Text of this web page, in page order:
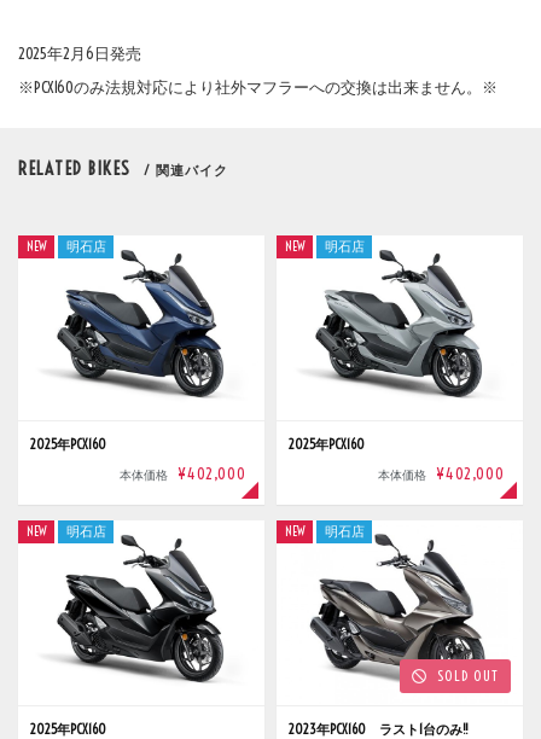
2025年2月6日発売
※PCX160のみ法規対応により社外マフラーへの交換は出来ません。※
RELATED BIKES / 関連バイク
2025年PCX160
本体価格 ¥402,000
NEW 明石店
2025年PCX160
本体価格 ¥402,000
NEW 明石店
2025年PCX160
NEW 明石店
SOLD OUT
2023年PCX160 ラスト1台のみ!!
NEW 明石店